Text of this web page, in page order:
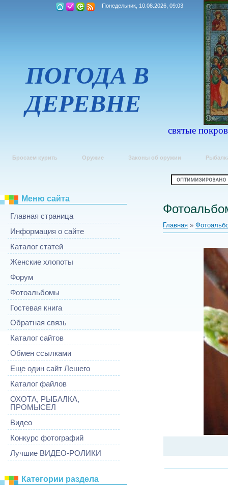
Понедельник, 10.08.2026, 09:03
ПОГОДА В
ДЕРЕВНЕ
святые
Бросаем курить Оружие Законы об оружии
Меню сайта
Главная страница
Информация о сайте
Каталог статей
Женские хлопоты
Форум
Фотоальбомы
Гостевая книга
Обратная связь
Каталог сайтов
Обмен ссылками
Еще один сайт Лешего
Каталог файлов
ОХОТА, РЫБАЛКА,
ПРОМЫСЕЛ
Видео
Конкурс фотографий
Лучшие ВИДЕО-РОЛИКИ
Категории раздела
Главная »